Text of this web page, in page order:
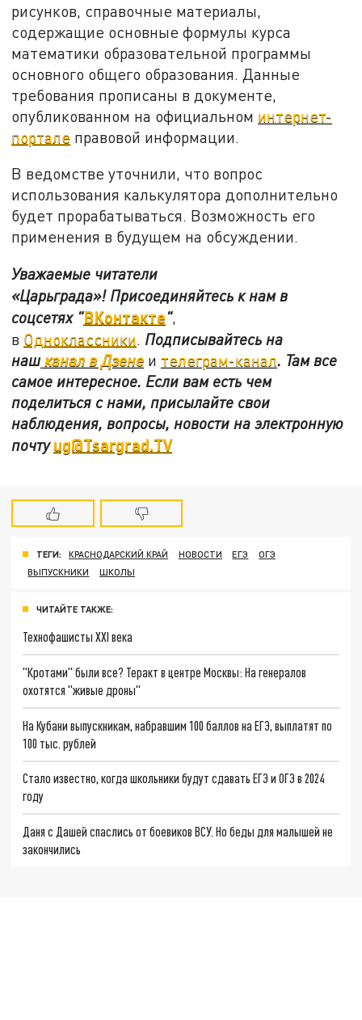
рисунков, справочные материалы,
содержащие основные формулы курса
математики образовательной программы
основного общего образования. Данные
требования прописаны в документе,
опубликованном на официальном интернет-
портале правовой информации.
В ведомстве уточнили, что вопрос
использования калькулятора дополнительно
будет прорабатываться. Возможность его
применения в будущем на обсуждении.
Уважаемые читатели
«Царьграда»! Присоединяйтесь к нам в
соцсетях "ВКонтакте",
в Одноклассники. Подписывайтесь на
нашканал в Дзене и телеграм-канал. Там все
самое интересное. Если вам есть чем
поделиться с нами, присылайте свои
наблюдения, вопросы, новости на электронную
почтуug@Tsargrad.TV
ТЕГИ: КРАСНОДАРСКИЙ КРАЙ НОВОСТИ ЕГЭ
ОГЭ
ВЫПУСКНИКИ
ШКОЛЫ
ЧИТАЙТЕ ТАКЖЕ:
Технофашисты XXI века
"Кротами" были все? Теракт в центре Москвы: На генералов
охотятся "живые дроны"
На Кубани выпускникам, набравшим 100 баллов на ЕГЭ, выплатят по
100 тыс. рублей
Стало известно, когда школьники будут сдавать ЕГЭ и ОГЭ в 2024
году
Даня с Дашей спаслись от боевиков ВСУ. Но беды для малышей не
закончились